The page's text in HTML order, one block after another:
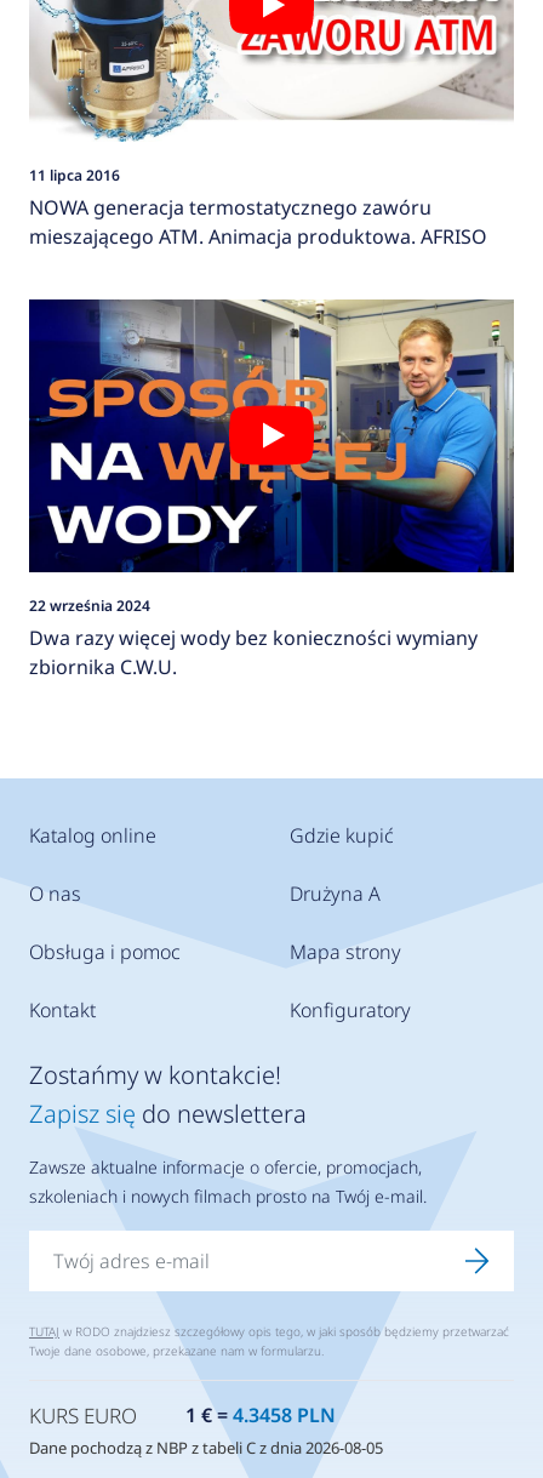
11 lipca 2016
NOWA generacja termostatycznego zawóru
mieszającego ATM. Animacja produktowa. AFRISO
22 września 2024
Dwa razy więcej wody bez konieczności wymiany
zbiornika C.W.U.
Katalog online
O nas
Obsługa i pomoc
Kontakt
Gdzie kupić
Drużyna A
Mapa strony
Konfiguratory
Zostańmy w kontakcie!
Zapisz się do newslettera
Zawsze aktualne informacje o ofercie, promocjach,
szkoleniach i nowych filmach prosto na Twój e-mail.
TUTAJ w RODO znajdziesz szczegółowy opis tego, w jaki sposób będziemy przetwarzać
Twoje dane osobowe, przekazane nam w formularzu.
KURS EURO 1 € =4.3458 PLN
Dane pochodzą z NBP z tabeli C z dnia 2026-08-05